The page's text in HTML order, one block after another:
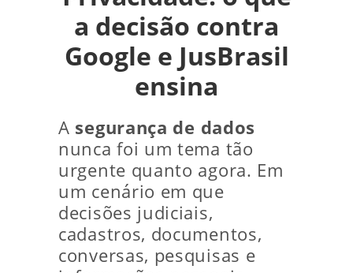
a decisão contra
Google e JusBrasil
ensina
A segurança de dados
nunca foi um tema tão
urgente quanto agora. Em
um cenário em que
decisões judiciais,
cadastros, documentos,
conversas, pesquisas e